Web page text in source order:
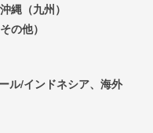
縄（九州）
の他）
ル/インドネシア、海外